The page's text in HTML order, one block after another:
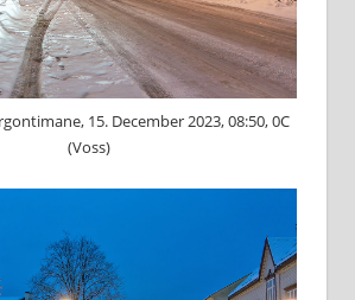
15. December 2023, 08:50, 0C
(Voss)